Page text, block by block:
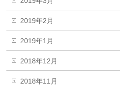
2019年2月
2019年1月
2018年12月
2018年11月